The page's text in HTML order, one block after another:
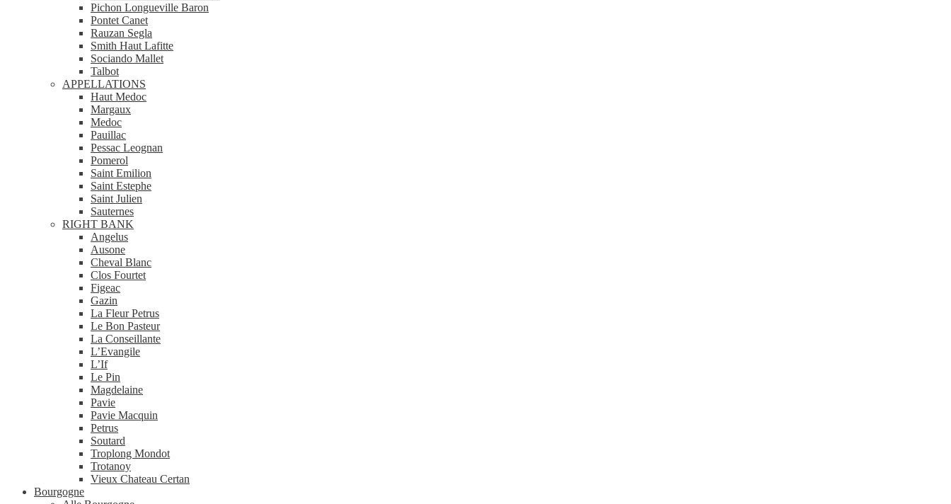
Pichon Longueville Baron
Pontet Canet
Rauzan Segla
Smith Haut Lafitte
Sociando Mallet
Talbot
APPELLATIONS
Haut Medoc
Margaux
Medoc
Pauillac
Pessac Leognan
Pomerol
Saint Emilion
Saint Estephe
Saint Julien
Sauternes
RIGHT BANK
Angelus
Ausone
Cheval Blanc
Clos Fourtet
Figeac
Gazin
La Fleur Petrus
Le Bon Pasteur
La Conseillante
L’Evangile
L’If
Le Pin
Magdelaine
Pavie
Pavie Macquin
Petrus
Soutard
Troplong Mondot
Trotanoy
Vieux Chateau Certan
Bourgogne